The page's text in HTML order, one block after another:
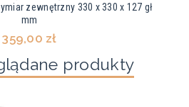
zewnętrzny 330 x 330 x 127 gł
mm
359,00 zł
produkty